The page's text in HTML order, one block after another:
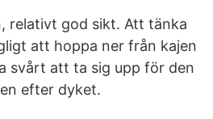
relativt god sikt. Att tänka
att hoppa ner från kajen
svårt att ta sig upp för den
efter dyket.